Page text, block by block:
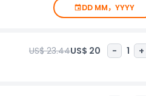
DD MM，YYYY
US$ 23.44US$ 20 - 1 +